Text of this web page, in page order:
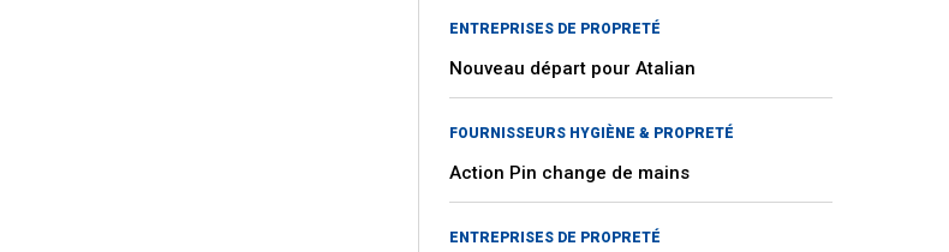
ENTREPRISES DE PROPRETÉ
Nouveau départ pour Atalian
FOURNISSEURS HYGIÈNE & PROPRETÉ
Action Pin change de mains
ENTREPRISES DE PROPRETÉ